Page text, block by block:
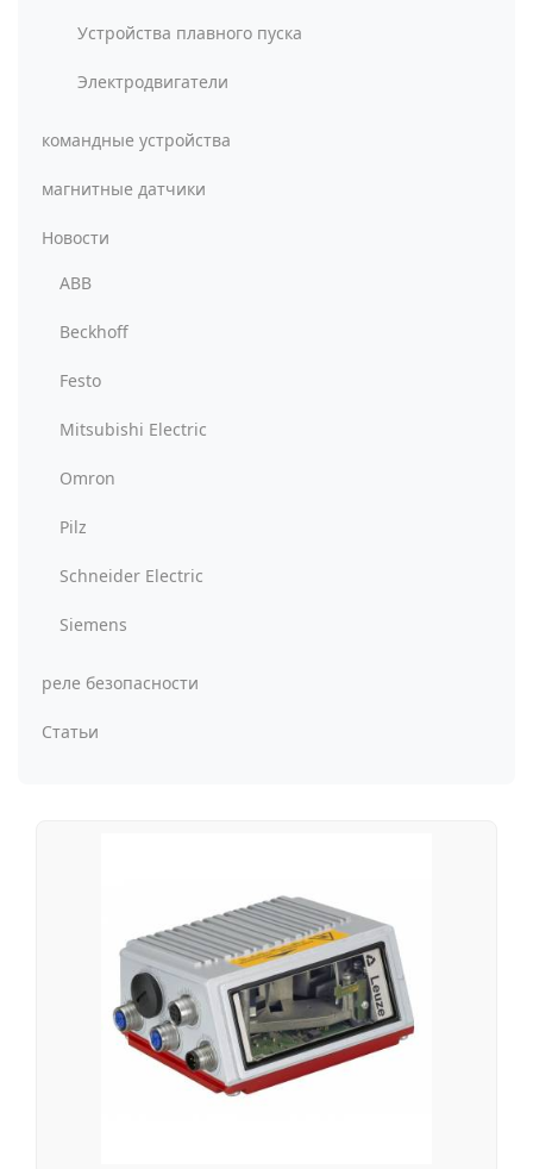
Устройства плавного пуска
Электродвигатели
командные устройства
магнитные датчики
Новости
ABB
Beckhoff
Festo
Mitsubishi Electric
Omron
Pilz
Schneider Electric
Siemens
реле безопасности
Статьи